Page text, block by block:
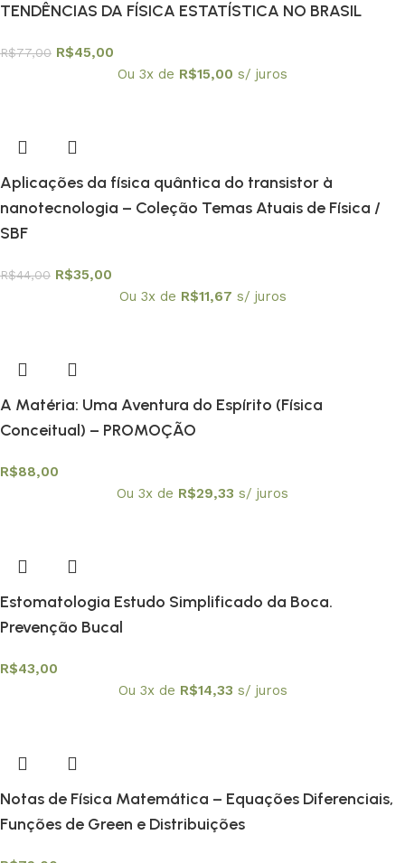
TENDÊNCIAS DA FÍSICA ESTATÍSTICA NO BRASIL
R$77,00 R$45,00
Ou 3x de R$15,00 s/ juros
Aplicações da física quântica do transistor à
nanotecnologia – Coleção Temas Atuais de Física /
SBF
R$44,00 R$35,00
Ou 3x de R$11,67 s/ juros
A Matéria: Uma Aventura do Espírito (Física
Conceitual) – PROMOÇÃO
R$88,00
Ou 3x de R$29,33 s/ juros
Estomatologia Estudo Simplificado da Boca.
Prevenção Bucal
R$43,00
Ou 3x de R$14,33 s/ juros
Notas de Física Matemática – Equações Diferenciais,
Funções de Green e Distribuições